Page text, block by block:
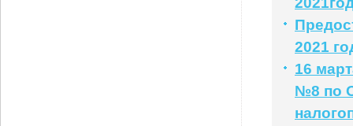
2021
16
№8 по